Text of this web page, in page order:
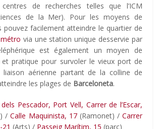
de recherches telles que l’ICM
de la Mer). Pour les moyens de
pouvez facilement atteindre le quartier de
métro via une station unique desservie par
est également un moyen de
pratique pour survoler le vieux port de
liaison aérienne partant de la colline de
les plages de Barceloneta.
Pescador, Port Vell, Carrer de l’Escar,
/Calle Maquinista, 17(Ramonet) / Carrer
(Arts) / Passeig Marítim, 15 (parc)